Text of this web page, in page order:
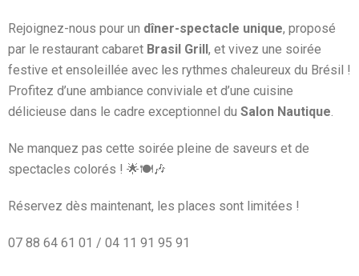
Rejoignez-nous pour un dîner-spectacle unique, proposé
par le restaurant cabaret Brasil Grill, et vivez une soirée
festive et ensoleillée avec les rythmes chaleureux du Brésil !
Profitez d’une ambiance conviviale et d’une cuisine
délicieuse dans le cadre exceptionnel du Salon Nautique.
Ne manquez pas cette soirée pleine de saveurs et de
spectacles colorés ! 🌟🍽️🎶
Réservez dès maintenant, les places sont limitées !
07 88 64 61 01 / 04 11 91 95 91